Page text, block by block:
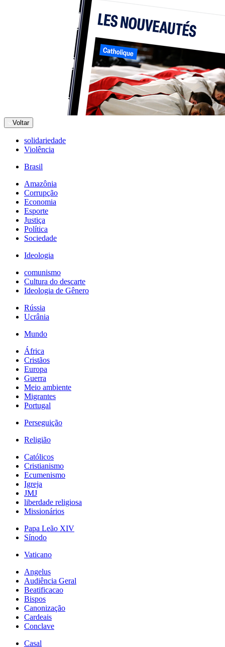
Voltar
solidariedade
Violência
Brasil
Amazônia
Corrupção
Economia
Esporte
Justiça
Política
Sociedade
Ideologia
comunismo
Cultura do descarte
Ideologia de Gênero
Rússia
Ucrânia
Mundo
África
Cristãos
Europa
Guerra
Meio ambiente
Migrantes
Portugal
Perseguição
Religião
Católicos
Cristianismo
Ecumenismo
Igreja
JMJ
liberdade religiosa
Missionários
Papa Leão XIV
Sínodo
Vaticano
Angelus
Audiência Geral
Beatificacao
Bispos
Canonização
Cardeais
Conclave
Casal